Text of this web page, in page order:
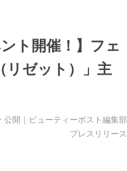
ト開催！】フェ
リゼット）」主
公開｜ビューティーポスト編集部
プレスリリース